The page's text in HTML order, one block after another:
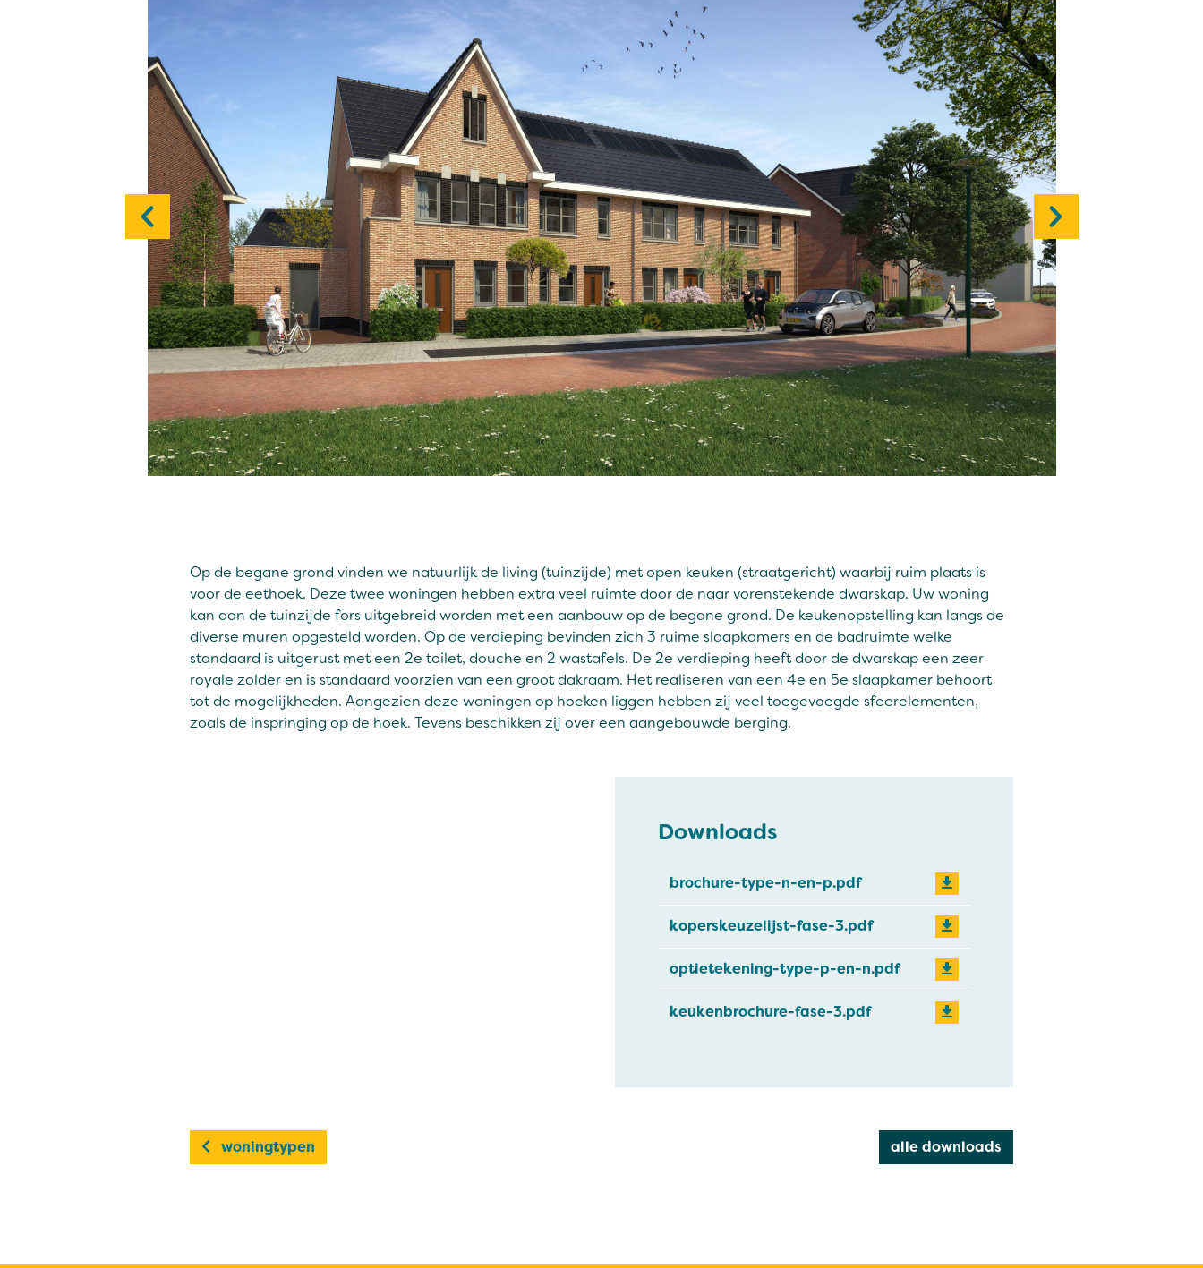
Op de begane grond vinden we natuurlijk de living (tuinzijde) met open keuken (straatgericht) waarbij ruim plaats is
voor de eethoek. Deze twee woningen hebben extra veel ruimte door de naar vorenstekende dwarskap. Uw woning
kan aan de tuinzijde fors uitgebreid worden met een aanbouw op de begane grond. De keukenopstelling kan langs de
diverse muren opgesteld worden. Op de verdieping bevinden zich 3 ruime slaapkamers en de badruimte welke
standaard is uitgerust met een 2e toilet, douche en 2 wastafels. De 2e verdieping heeft door de dwarskap een zeer
royale zolder en is standaard voorzien van een groot dakraam. Het realiseren van een 4e en 5e slaapkamer behoort
tot de mogelijkheden. Aangezien deze woningen op hoeken liggen hebben zij veel toegevoegde sfeerelementen,
zoals de inspringing op de hoek. Tevens beschikken zij over een aangebouwde berging.
Downloads
brochure-type-n-en-p.pdf
koperskeuzelijst-fase-3.pdf
optietekening-type-p-en-n.pdf
keukenbrochure-fase-3.pdf
woningtypen alle downloads